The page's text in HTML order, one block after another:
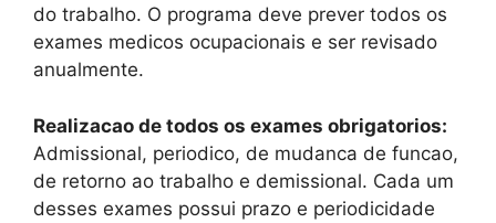
do trabalho. O programa deve prever todos os
exames medicos ocupacionais e ser revisado
anualmente.
Realizacao de todos os exames obrigatorios:
Admissional, periodico, de mudanca de funcao,
de retorno ao trabalho e demissional. Cada um
desses exames possui prazo e periodicidade